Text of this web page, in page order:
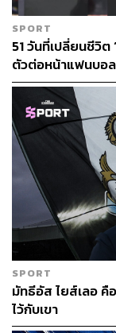
ลันด์ไม่เคยลืม เพ
ที่สุด!
ในช่วงที่เริ่มแจ้งเ
ของ อัลฟ์ อิงเก
ต่อการเล่นของเข
อย่างที่บอกถ้าไม่
อิบราฮิโมวิช หรือ
แต่คำตอบของเด็
ชอบดูเขาเล่นที่สว
สกอร์ที่คมมาก
“ผมชอบเวลาที่ได้
เหตุผลว่าทำไมผม
คือเหตุผลที่ผมชอ
SPORT
51 วันที่เปลี่ยนชีวิต
ตัวต่อหน้าแฟนบอ
SPORT
มัทธีอัส ไยส์เลอ คื
ไว้กับเขา